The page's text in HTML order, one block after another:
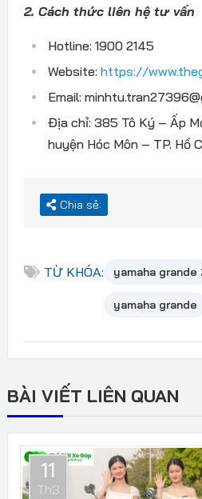
2. Cách thức liên hệ tư vấn
Hotline: 1900 2145
Website: https://
Email:
Địa chỉ: 385 Tô Ký – Ấp
huyện Hóc Môn – TP. Hồ
Chia sẻ:
TỪ KHÓA: yamaha grande
yamaha grande
BÀI VIẾT LIÊN QUAN
11
Th3